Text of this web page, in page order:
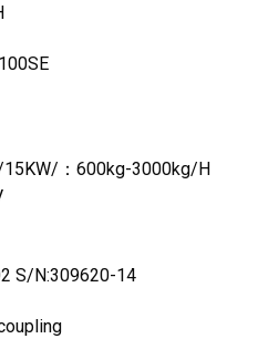
：600kg-3000kg/H
S/N:309620-14